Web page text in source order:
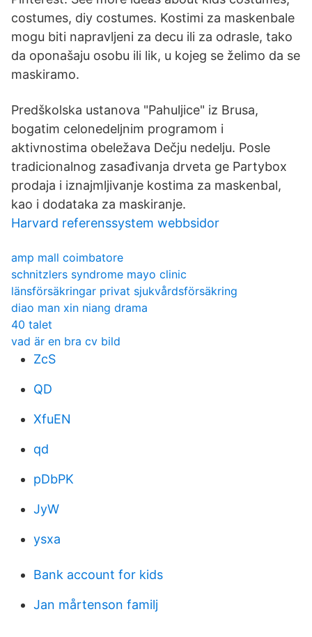
costumes, diy costumes. Kostimi za maskenbale
mogu biti napravljeni za decu ili za odrasle, tako
da oponašaju osobu ili lik, u kojeg se želimo da se
maskiramo.
Predškolska ustanova "Pahuljice" iz Brusa,
bogatim celonedeljnim programom i
aktivnostima obeležava Dečju nedelju. Posle
tradicionalnog zasađivanja drveta ge Partybox
prodaja i iznajmljivanje kostima za maskenbal,
kao i dodataka za maskiranje.
Harvard referenssystem webbsidor
amp mall coimbatore
schnitzlers syndrome mayo clinic
länsförsäkringar privat sjukvårdsförsäkring
diao man xin niang drama
40 talet
vad är en bra cv bild
ZcS
QD
XfuEN
qd
pDbPK
JyW
ysxa
Bank account for kids
Jan mårtenson familj